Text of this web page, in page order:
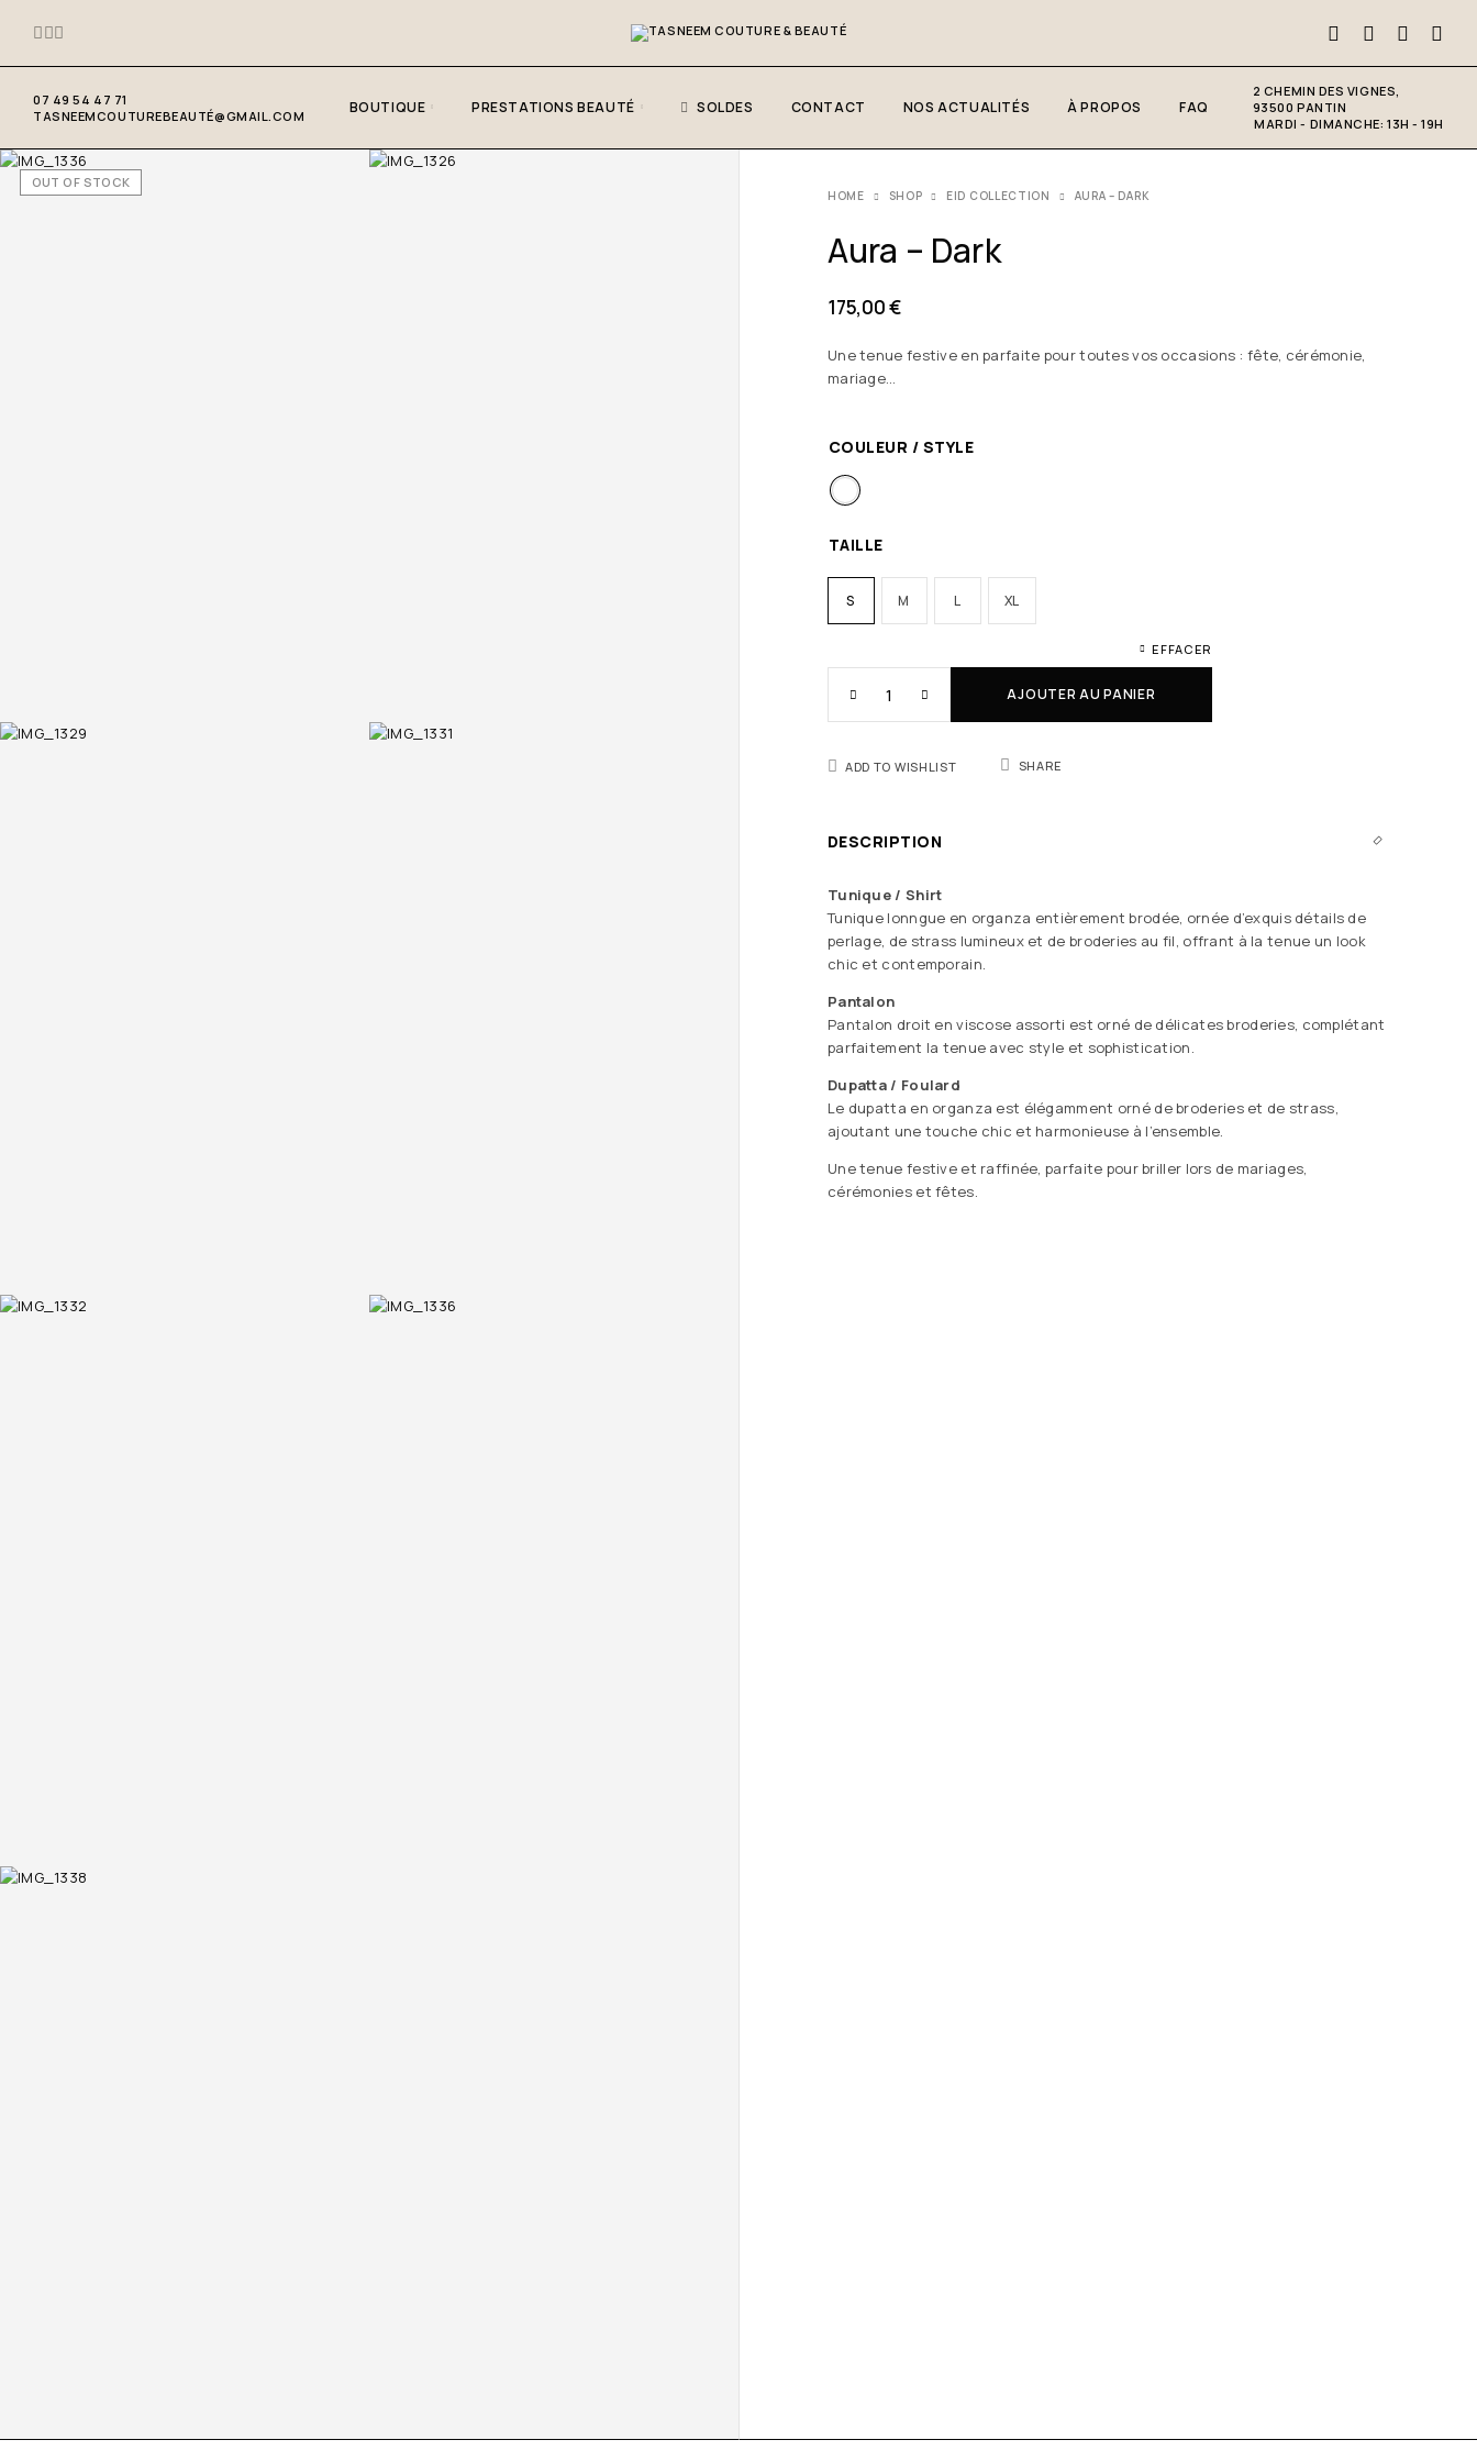
07 49 54 47 71
TASNEEMCOUTUREBEAUTÉ@GMAIL.COM
BOUTIQUE PRESTATIONS BEAUTÉ SOLDES CONTACT NOS ACTUALITÉS À PROPOS FAQ
2 CHEMIN DES VIGNES,
93500 PANTIN
MARDI - DIMANCHE: 13H - 19H
OUT OF STOCK
HOME SHOP EID COLLECTION AURA – DARK
Aura – Dark
175,00€
Une tenue festive en parfaite pour toutes vos occasions : fête, cérémonie,
mariage…
COULEUR / STYLE
TAILLE
S M L XL
EFFACER
AJOUTER AU PANIER
ADD TO WISHLIST SHARE
DESCRIPTION
Tunique / Shirt
Tunique lonngue en organza entièrement brodée, ornée d’exquis détails de
perlage, de strass lumineux et de broderies au fil, offrant à la tenue un look
chic et contemporain.
Pantalon
Pantalon droit en viscose assorti est orné de délicates broderies, complétant
parfaitement la tenue avec style et sophistication.
Dupatta / Foulard
Le dupatta en organza est élégamment orné de broderies et de strass,
ajoutant une touche chic et harmonieuse à l’ensemble.
Une tenue festive et raffinée, parfaite pour briller lors de mariages,
cérémonies et fêtes.